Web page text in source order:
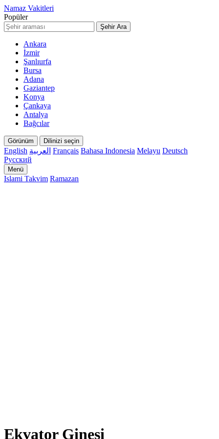
Namaz Vakitleri
Popüler
Şehir Ara
Ankara
İzmir
Şanlıurfa
Bursa
Adana
Gaziantep
Konya
Çankaya
Antalya
Bağcılar
Görünüm Dilinizi seçin
English العربية Français Bahasa Indonesia Melayu Deutsch
Русский
Menü
Islami Takvim Ramazan
Ekvator Ginesi